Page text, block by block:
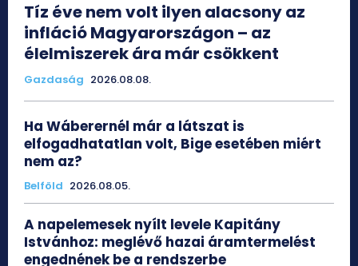
Tíz éve nem volt ilyen alacsony az
infláció Magyarországon – az
élelmiszerek ára már csökkent
Gazdaság 2026.08.08.
Ha Wáberernél már a látszat is
elfogadhatatlan volt, Bige esetében miért
nem az?
Belföld 2026.08.05.
A napelemesek nyílt levele Kapitány
Istvánhoz: meglévő hazai áramtermelést
engednének be a rendszerbe